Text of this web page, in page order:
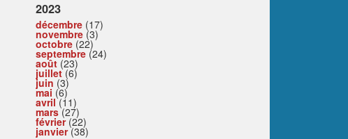
2023
décembre (17)
novembre (3)
octobre (22)
septembre (24)
août (23)
juillet(6)
juin (3)
mai (6)
avril(11)
mars(27)
février(22)
janvier(38)